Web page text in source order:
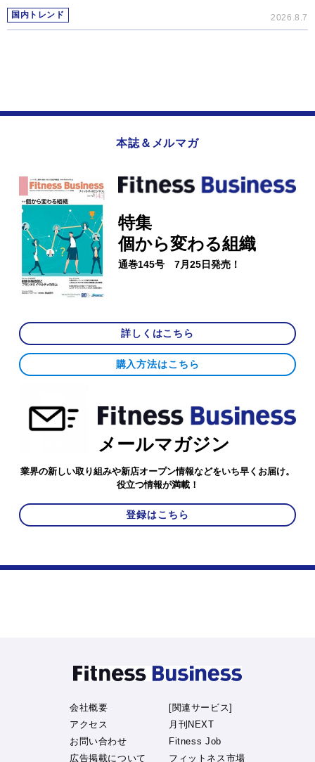
国内トレンド 2026.8.7
本誌＆メルマガ
特集
個から変わる組織
通巻145号 7月25日発売！
詳しくはこちら
購入方法はこちら
メールマガジン
業界の新しい取り組みや新店オープン情報などをいち早くお届け。
役立つ情報が満載！
登録はこちら
会社概要
アクセス
お問い合わせ
広告掲載について
[関連サービス]
月刊NEXT
Fitness Job
フィットネス市場